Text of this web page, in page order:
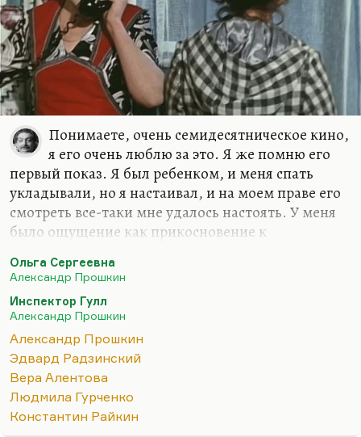
Понимаете, очень семидесятническое кино,
я его очень люблю за это. Я же помню его
первый показ. Я был ребенком, и меня спать
укладывали, но я настаивал, и на моем праве его
смотреть все-таки мне удалось настоять. У меня
было ощущение как прикосновение к
очень люблю Александра Прошкина. Я считаю его
превосходным режиссером. Даже, может, какие-
то его работы, например, «Инспектор Гулл» —
они для меня на грани величия. Я помню, как они
меня пугали в детстве. Действительно пугали по-
настоящему, потому что он мастер создания
атмосферы удивительной. «Ольга Сергеевна» —
это пьеса Радзинского для его тогдашней, как я
помню, жены, Татьяны Дорониной, и там её дочь
Ольга Сергеевна
Александр Прошкин
Инспектор Гулл
Александр Прошкин
Александр Прошкин
Эдвард Радзинский
Вера Алентова
Людмила Гурченко
Константин Райкин